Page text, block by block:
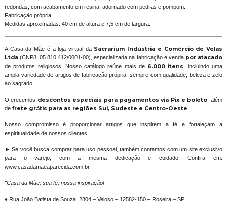
redondas, com acabamento em resina, adornado com pedras e pompom.
Fabricação própria.
Medidas aproximadas: 40 cm de altura e 7,5 cm de largura.
A Casa da Mãe é a loja virtual daSacrarium Indústria e Comércio de Velas
Ltda(CNPJ: 05.810.412/0001-00), especializada na fabricação e venda por atacado
de produtos religiosos. Nosso catálogo reúne mais de 6.000 itens
, incluindo uma
ampla variedade de artigos de fabricação própria, sempre com qualidade, beleza e zelo
ao sagrado.
Oferecemos descontos especiais para pagamentos via Pix e boleto , além
de frete grátis para as regiões Sul, Sudeste e Centro-Oeste
Nosso compromisso é proporcionar artigos que inspirem a fé e fortaleçam a
espiritualidade de nossos clientes.
► Se você busca comprar para uso pessoal, também contamos com um site exclusivo
para o varejo, com a mesma dedicação e cuidado. Confira em:
www.casadamaeaparecida.com.br
"Casa da Mãe, sua fé, nossa inspiração!"
♦ Rua João Batista de Souza, 2804 – Veloso – 12582-150 – Roseira – SP